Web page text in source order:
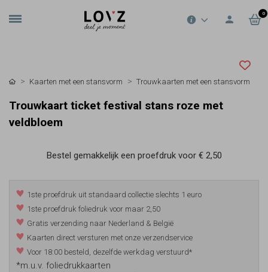
0
Kaarten met een stansvorm Trouwkaarten met een stansvorm
Trouwkaart ticket festival stans roze met
veldbloem
Bestel gemakkelijk een proefdruk voor € 2,50
1ste proefdruk uit standaard collectie slechts 1 euro
1ste proefdruk foliedruk voor maar 2,50
Gratis verzending naar Nederland & België
Kaarten direct versturen met onze verzendservice
Voor 18:00 besteld, dezelfde werkdag verstuurd*
*m.u.v. foliedrukkaarten